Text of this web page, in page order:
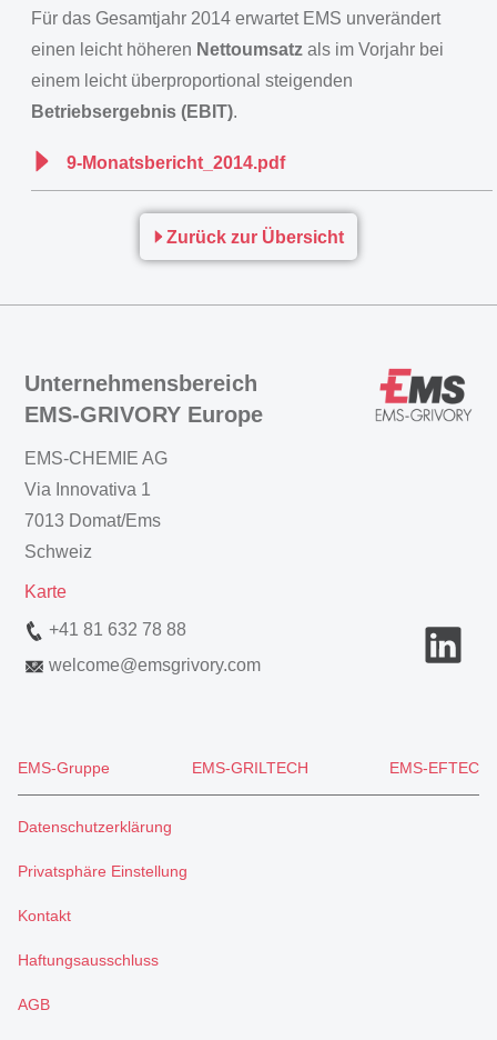
Für das Gesamtjahr 2014 erwartet EMS unverändert
einen leicht höheren Nettoumsatz als im Vorjahr bei
einem leicht überproportional steigenden
Betriebsergebnis (EBIT).
9-Monatsbericht_2014.pdf
Zurück zur Übersicht
Unternehmensbereich
EMS-GRIVORY Europe
EMS-CHEMIE AG
Via Innovativa 1
7013 Domat/Ems
Schweiz
Karte
+41 81 632 78 88
welcome@emsgrivory.com
EMS-Gruppe EMS-GRILTECH EMS-EFTEC
Datenschutzerklärung
Privatsphäre Einstellung
Kontakt
Haftungsausschluss
AGB